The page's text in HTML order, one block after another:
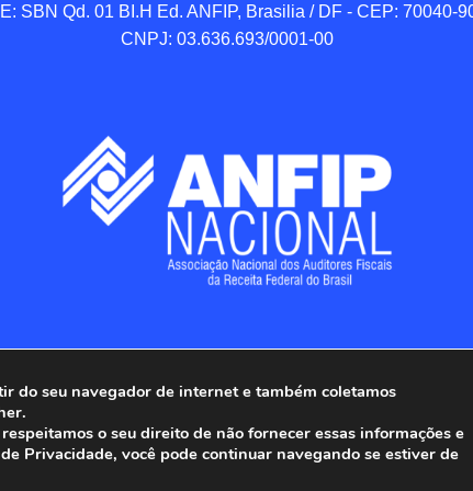
SBN Qd. 01 BI.H Ed. ANFIP, Brasilia / DF - CEP: 70040-
CNPJ: 03.636.693/0001-00
Nacional dos Auditores Fiscais da Receita Federal
Todos os Direitos Reservados.
do seu navegador de internet e também coletamos
o seu direito de não fornecer essas informações e
Privacidade, você pode continuar navegando se estiver de